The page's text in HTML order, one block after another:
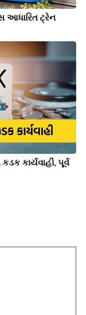
આધારિત ટ્રેન
કાર્યવાહી, પૂર્વ